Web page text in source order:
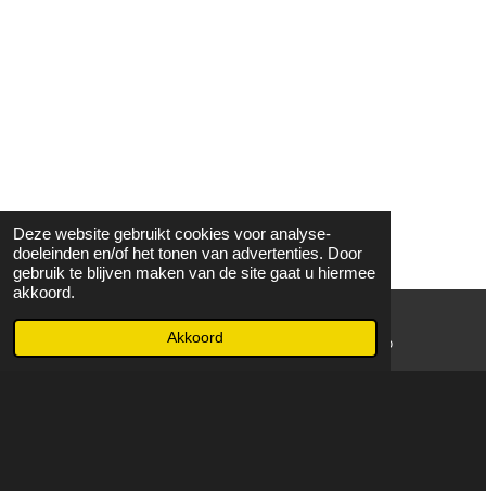
Deze website gebruikt cookies voor analyse-
doeleinden en/of het tonen van advertenties. Door
gebruik te blijven maken van de site gaat u hiermee
akkoord.
Akkoord WhatsApp